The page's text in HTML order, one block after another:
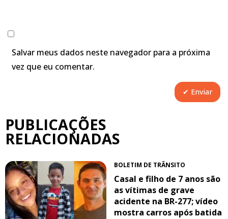
Salvar meus dados neste navegador para a próxima
vez que eu comentar.
PUBLICAÇÕES
RELACIONADAS
BOLETIM DE TRÂNSITO
Casal e filho de 7 anos são
as vítimas de grave
acidente na BR-277; vídeo
mostra carros após batida